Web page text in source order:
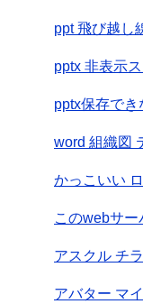
ppt 飛び越し
pptx 非表示
pptx保存でき
word 組織図
かっこいい
このwebサー
アスクル チ
アバター マ